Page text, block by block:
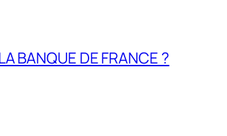
BANQUE DE FRANCE ?